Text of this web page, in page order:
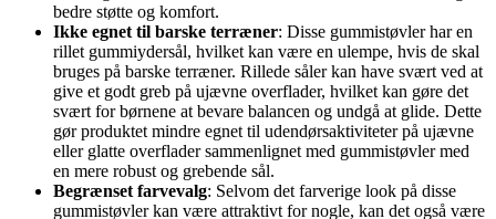
bedre støtte og komfort.
Ikke egnet til barske terræner: Disse gummistøvler har en
rillet gummiydersål, hvilket kan være en ulempe, hvis de skal
bruges på barske terræner. Rillede såler kan have svært ved at
give et godt greb på ujævne overflader, hvilket kan gøre det
svært for børnene at bevare balancen og undgå at glide. Dette
gør produktet mindre egnet til udendørsaktiviteter på ujævne
eller glatte overflader sammenlignet med gummistøvler med
en mere robust og grebende sål.
Begrænset farvevalg: Selvom det farverige look på disse
gummistøvler kan være attraktivt for nogle, kan det også være